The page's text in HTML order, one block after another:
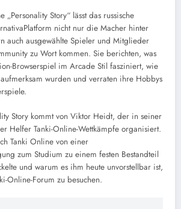
„Personality Story“ lässt das russische
nicht nur die Macher hinter
auch ausgewählte Spieler und Mitglieder
zu Wort kommen. Sie berichten, was
Browserspiel im Arcade Stil fasziniert, wie
wurden und verraten ihre Hobbys
Story kommt von Viktor Heidt, der in seiner
Helfer Tanki-Online-Wettkämpfe organisiert.
Tanki Online von einer
zum Studium zu einem festen Bestandteil
und warum es ihm heute unvorstellbar ist,
Online-Forum zu besuchen.